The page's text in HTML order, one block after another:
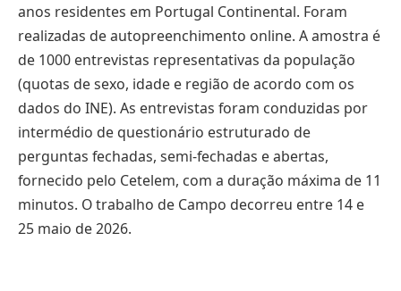
anos residentes em Portugal Continental. Foram
realizadas de autopreenchimento online. A amostra é
de 1000 entrevistas representativas da população
(quotas de sexo, idade e região de acordo com os
dados do INE). As entrevistas foram conduzidas por
intermédio de questionário estruturado de
perguntas fechadas, semi-fechadas e abertas,
fornecido pelo Cetelem, com a duração máxima de 11
minutos. O trabalho de Campo decorreu entre 14 e
25 maio de 2026.